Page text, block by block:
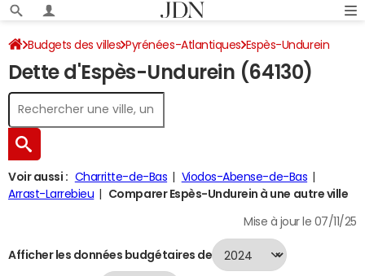
Budgets des villes Pyrénées-Atlantiques Espès-Undurein
Dette au 31/12/2024
Dette d'Espès-Undurein (64130)
Voir aussi : Charritte-de-Bas
Viodos-Abense-de-Bas
Arrast-Larrebieu
Comparer Espès-Undurein à une autre ville
Mise à jour le 07/11/25
Afficher les données budgétaires de